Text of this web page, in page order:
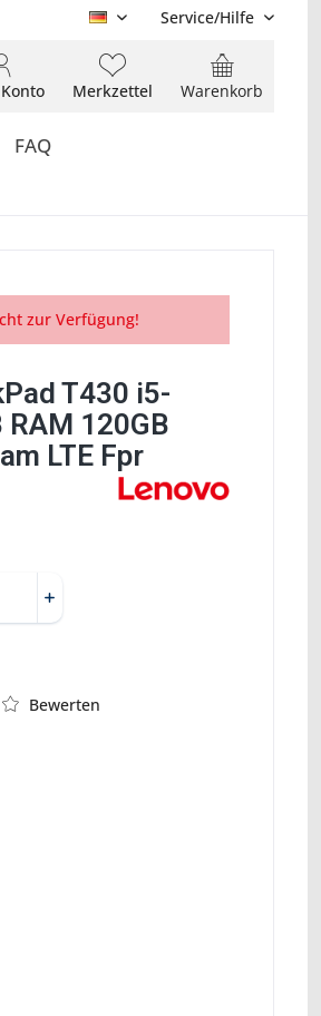
DE Service/Hilfe
Warenkorb
Merkzettel
FAQ
zur Verfügung!
T430 i5-
120GB
LTE Fpr
Bewerten